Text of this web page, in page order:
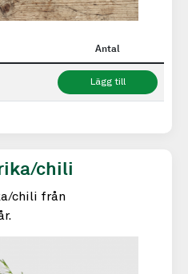
Antal
Lägg till
chili
chili från